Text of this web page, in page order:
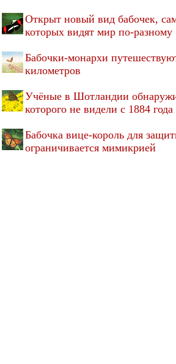
Открыт новый вид бабочек,
которых видят мир по-разному
Бабочки-монархи
километров
Учёные в Шотландии
которого не видели с 1884 года
Бабочка вице-король для
ограничивается мимикрией